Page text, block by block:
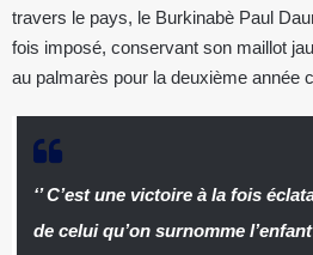
travers le pays, le Burkinabè Paul
fois imposé, conservant son maillot
au palmarès pour la deuxième année
‘’C’est une victoire à la fois
de celui qu’on surnomme